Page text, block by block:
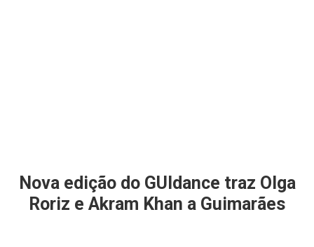
Nova edição do GUIdance traz Olga
Roriz e Akram Khan a Guimarães